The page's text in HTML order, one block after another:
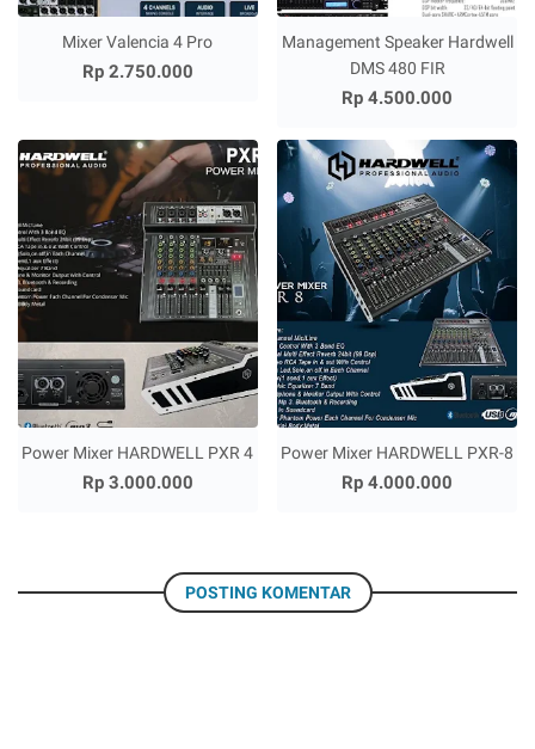
Mixer Valencia 4 Pro
Rp 2.750.000
Management Speaker Hardwell
DMS 480 FIR
Rp 4.500.000
Power Mixer HARDWELL PXR 4
Rp 3.000.000
Power Mixer HARDWELL PXR-8
Rp 4.000.000
POSTING KOMENTAR